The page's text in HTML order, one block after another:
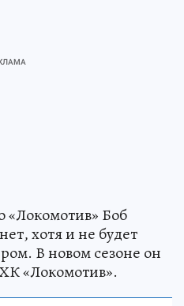
«Локомотив» Боб
хотя и не будет
В новом сезоне он
«Локомотив».